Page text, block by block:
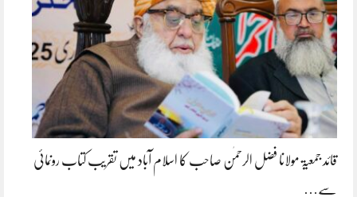
قائد جمعیۃ مولانا فضل الرحمٰن صاحب کا اسلام آباد میں تقریب کتاب رونمائی
سے…